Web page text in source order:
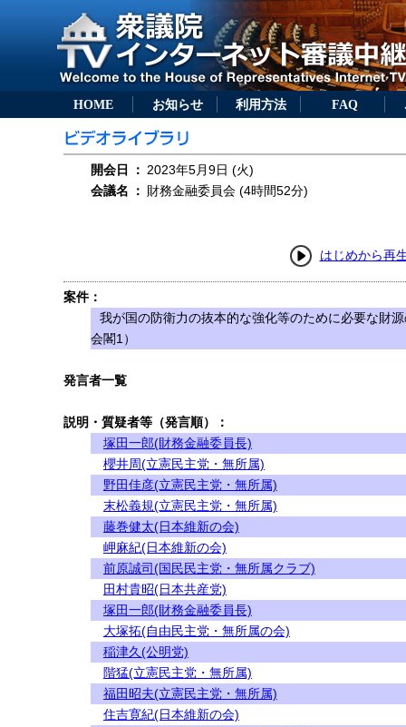
HOME お知らせ 利用方法 FAQ
開会日 ： 2023年5月9日 (火)
会議名
： 財務金融委員会 (4時間52分)
はじめから再
案件：
我が国の防衛力の抜本的な強化等のために必要な財
会閣1）
発言者一覧
説明・質疑者等（発言順）：
塚田一郎(財務金融委員長)
櫻井周(立憲民主党・無所属)
野田佳彦(立憲民主党・無所属)
末松義規(立憲民主党・無所属)
藤巻健太(日本維新の会)
岬麻紀(日本維新の会)
前原誠司(国民民主党・無所属クラブ)
田村貴昭(日本共産党)
塚田一郎(財務金融委員長)
大塚拓(自由民主党・無所属の会)
稲津久(公明党)
階猛(立憲民主党・無所属)
福田昭夫(立憲民主党・無所属)
住吉寛紀(日本維新の会)